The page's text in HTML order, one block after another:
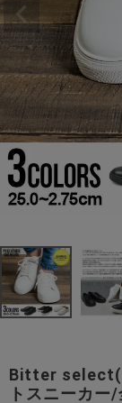
Bitter select(
トスニーカー